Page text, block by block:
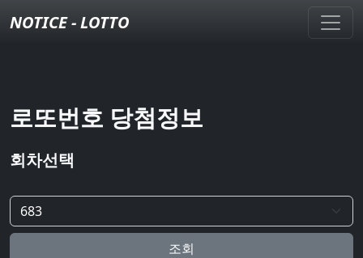
NOTICE - LOTTO
로또번호 당첨정보
회차선택
조회